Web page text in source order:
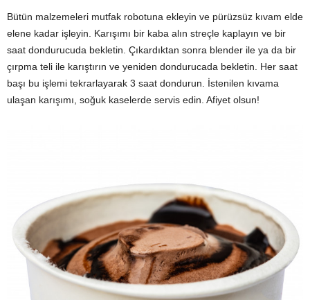
Bütün malzemeleri mutfak robotuna ekleyin ve pürüzsüz kıvam elde
elene kadar işleyin. Karışımı bir kaba alın streçle kaplayın ve bir
saat dondurucuda bekletin. Çıkardıktan sonra blender ile ya da bir
çırpma teli ile karıştırın ve yeniden dondurucada bekletin. Her saat
başı bu işlemi tekrarlayarak 3 saat dondurun. İstenilen kıvama
ulaşan karışımı, soğuk kaselerde servis edin. Afiyet olsun!